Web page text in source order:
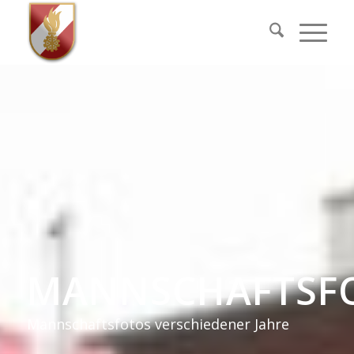
Mannschaftsfotos verschiedener Jahre